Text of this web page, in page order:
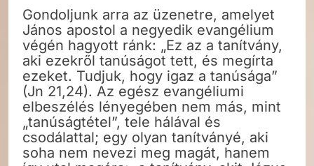
Gondoljunk arra az üzenetre, amelyet
János apostol a negyedik evangélium
végén hagyott ránk: „Ez az a tanítvány,
aki ezekről tanúságot tett, és megírta
ezeket. Tudjuk, hogy igaz a tanúsága”
(Jn 21,24). Az egész evangéliumi
elbeszélés lényegében nem más, mint
„tanúságtétel”, tele hálával és
csodálattal; egy olyan tanítványé, aki
soha nem nevezi meg magát, hanem